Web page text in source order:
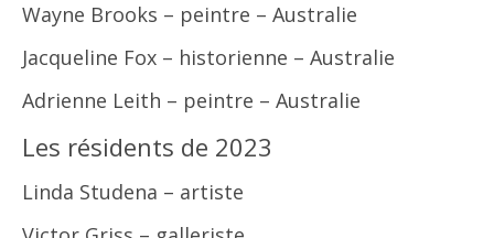
Wayne Brooks – peintre – Australie
Jacqueline Fox – historienne – Australie
Adrienne Leith – peintre – Australie
Les résidents de 2023
Linda Studena – artiste